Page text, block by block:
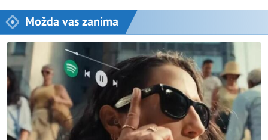
Možda vas zanima